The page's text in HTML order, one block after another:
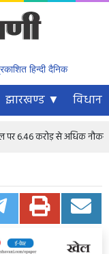
हिन्दी दैनिक
झारखण्ड ▼
पर 6.46 करोड़ से अधिक नौकरी